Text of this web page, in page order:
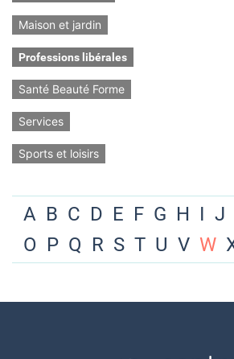
Maison et jardin
Professions libérales
Santé Beauté Forme
Services
Sports et loisirs
A B C D E F G H I J
O P Q R S T U V W